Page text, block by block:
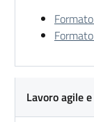
Lavoro agile